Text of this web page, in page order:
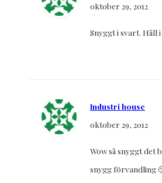
oktober 29, 2012
Snyggt i svart. Håll
Industri house
oktober 29, 2012
Wow så snyggt det
snygg förvandling